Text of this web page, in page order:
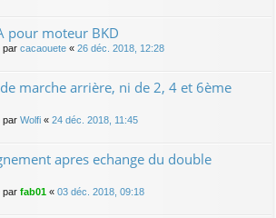
pour moteur BKD
par cacaouete « 26 déc. 2018, 12:28
marche arrière, ni de 2, 4 et 6ème
par Wolfi « 24 déc. 2018, 11:45
apres echange du double
par fab01 « 03 déc. 2018, 09:18